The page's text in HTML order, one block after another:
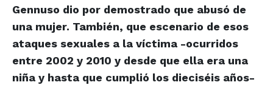
Gennuso dio por demostrado que abusó de
una mujer. También, que escenario de esos
ataques sexuales a la víctima -ocurridos
entre 2002 y 2010 y desde que ella era una
niña y hasta que cumplió los dieciséis años-